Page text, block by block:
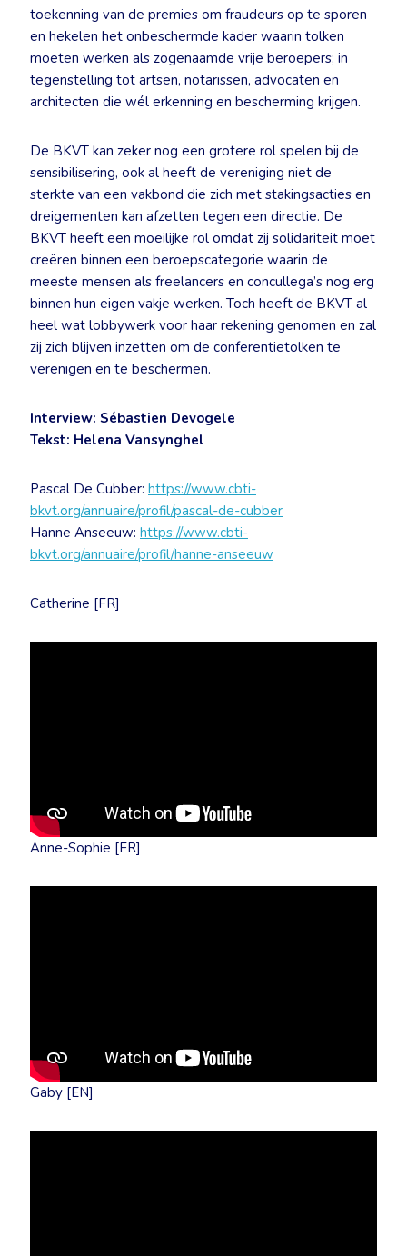
toekenning van de premies om fraudeurs op te sporen
en hekelen het onbeschermde kader waarin tolken
moeten werken als zogenaamde vrije beroepers; in
tegenstelling tot artsen, notarissen, advocaten en
architecten die wél erkenning en bescherming krijgen.
De BKVT kan zeker nog een grotere rol spelen bij de
sensibilisering, ook al heeft de vereniging niet de
sterkte van een vakbond die zich met stakingsacties en
dreigementen kan afzetten tegen een directie. De
BKVT heeft een moeilijke rol omdat zij solidariteit moet
creëren binnen een beroepscategorie waarin de
meeste mensen als freelancers en concullega’s nog erg
binnen hun eigen vakje werken. Toch heeft de BKVT al
heel wat lobbywerk voor haar rekening genomen en zal
zij zich blijven inzetten om de conferentietolken te
verenigen en te beschermen.
Interview: Sébastien Devogele
Tekst: Helena Vansynghel
Pascal De Cubber: https://www.cbti-
bkvt.org/annuaire/profil/pascal-de-cubber
Hanne Anseeuw: https://www.cbti-
bkvt.org/annuaire/profil/hanne-anseeuw
Catherine [FR]
Anne-Sophie [FR]
Gaby [EN]